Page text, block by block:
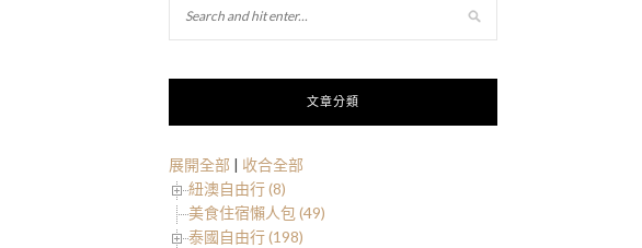
文章分類
展開全部 | 收合全部
紐澳自由行 (8)
美食住宿懶人包 (49)
泰國自由行 (198)